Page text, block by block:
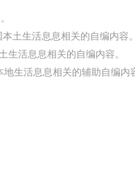
土生活息息相关的自编内容。
生活息息相关的自编内容。
生活息息相关的辅助自编